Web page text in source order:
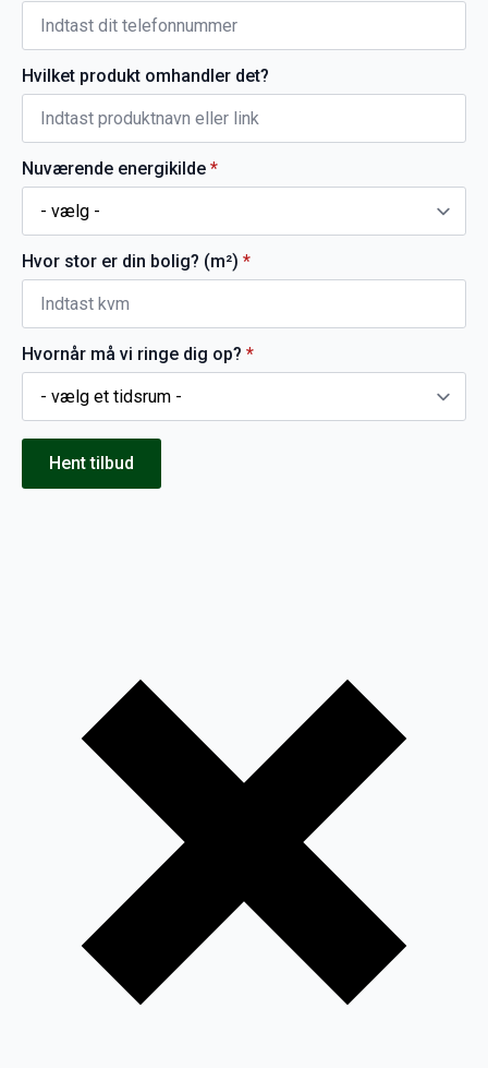
Hvilket produkt omhandler det?
Nuværende energikilde *
Hvor stor er din bolig? (m²) *
Hvornår må vi ringe dig op? *
Hent tilbud